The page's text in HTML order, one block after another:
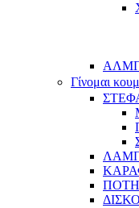
Γίνομαι